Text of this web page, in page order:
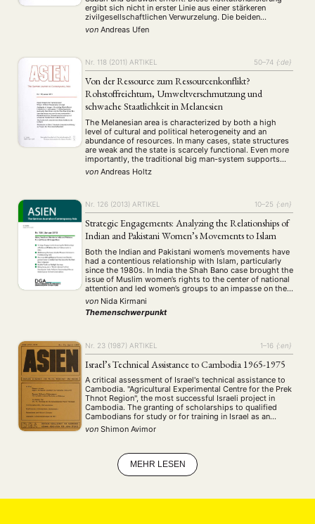
ANGEBOTE
ANTRAG AUF EINEN SMALL GRANT DER DGA
Aktuelles von unseren Mitgliedern (4) Art (5) ASIEN (Zeitschrift)
Auszeichnung (12) Bericht (128) Bildung (22) Calls for… (1287)
Cinema (4) DGA (92) Diskussion (74) Fellowship (111)
Geografie Geschichte (93) Gesellschaft (283) Globalisation
(172) Kultur (27) Kunst (4) Lecture (94) Literatur (261)
Medien (24) Migration (39) Nationalism (6) Online (235)
Politik (417) Politikwissenschaften (13) Praktikum (8)
Präsentation (13) Programm
Stellenausschreibung (661) (21)
Summer School (10) Symposium (32) Tagung (500) Tourismus (14)
Umwelt (45) Veranstaltung (788) Webinar (28) Wirtschaft (199)
Workshop (126)
MITGLIEDSCHAFT STUDIUM DATENSCHUTZERKLÄRUNG
MITGLIEDERBEREICH KONTAKT SPENDEN SIE JETZT!
ENGLISH
ergibt sich nicht in erster Linie aus einer stärkeren
zivilgesellschaftlichen Verwurzelung. Die beiden
Parteiensysteme sind stabiler als in der Vergangenheit,
weil die von der Nationalen Front (BN) gestellte
von Andreas Ufen
Nr. 118 (2011) ARTIKEL 50–74 {:de}
Von der Ressource zum Ressourcenkonflikt?
Rohstoffreichtum, Umweltverschmutzung und
schwache Staatlichkeit in Melanesien
The Melanesian area is characterized by both a high
level of cultural and political heterogeneity and an
abundance of resources. In many cases, state structures
are weak and the state is scarcely functional. Even more
importantly, the traditional big man-system supports
corruption and prevents effective nation-building. With
these facts in mind, this article overhauls the …
von Andreas Holtz
Nr. 126 (2013) ARTIKEL 10–25 {:en}
Strategic Engagements: Analyzing the Relationships of
Indian and Pakistani Women’s Movements to Islam
Both the Indian and Pakistani women’s movements have
had a contentious relationship with Islam, particularly
since the 1980s. In India the Shah Bano case brought the
issue of Muslim women’s rights to the center of national
attention and led women’s groups to an impasse on the
question of their own representation. Since this time,
several …
von Nida Kirmani
Themenschwerpunkt
Nr. 23 (1987) ARTIKEL 1–16 {:en}
Israel’s Technical Assistance to Cambodia 1965-1975
A critical assessment of Israel's technical assistance to
Cambodia. "Agricultural Experimental Centre for the Prek
Thnot Region", the most successful Israeli project in
Cambodia. The granting of scholarships to qualified
Cambodians for study or for training in Israel as an
integral part of the Israeli technical assistance
programme. However, the author believes, from a purely
von Shimon Avimor
MEHR LESEN